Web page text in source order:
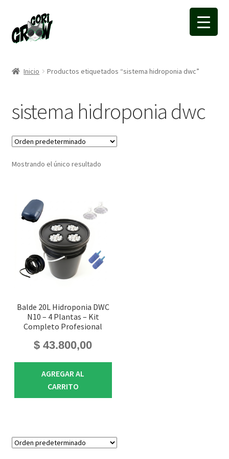
a
la
a
la
Inicio Productos etiquetados “sistema hidroponia dwc”
sistema hidroponia dwc
Mostrando el único resultado
Balde 20L Hidroponia DWC
N10 – 4 Plantas – Kit
Completo Profesional
$ 43.800,00
AGREGAR AL
CARRITO